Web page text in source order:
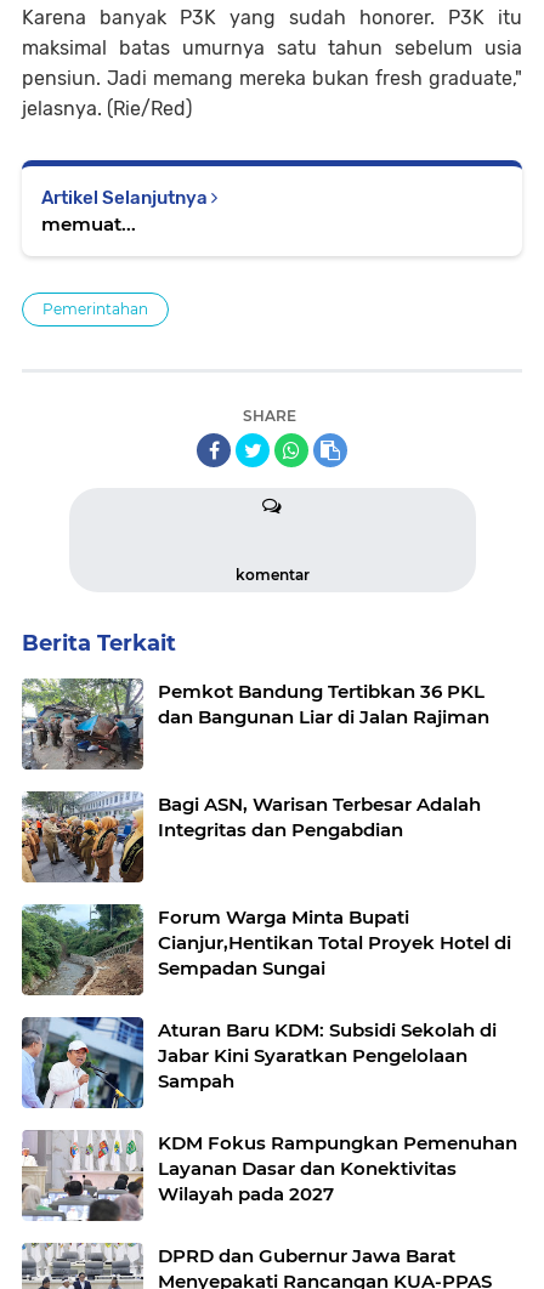
Karena banyak P3K yang sudah honorer. P3K itu
maksimal batas umurnya satu tahun sebelum usia
pensiun. Jadi memang mereka bukan fresh graduate,"
jelasnya. (Rie/Red)
Artikel Selanjutnya
memuat...
Pemerintahan
SHARE
komentar
Berita Terkait
Pemkot Bandung Tertibkan 36 PKL
dan Bangunan Liar di Jalan Rajiman
Bagi ASN, Warisan Terbesar Adalah
Integritas dan Pengabdian
Forum Warga Minta Bupati
Cianjur,Hentikan Total Proyek Hotel di
Sempadan Sungai
Aturan Baru KDM: Subsidi Sekolah di
Jabar Kini Syaratkan Pengelolaan
Sampah
KDM Fokus Rampungkan Pemenuhan
Layanan Dasar dan Konektivitas
Wilayah pada 2027
DPRD dan Gubernur Jawa Barat
Menyepakati Rancangan KUA-PPAS